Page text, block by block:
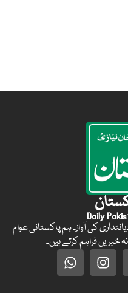
Daily
اور دیانتداری کی آواز۔ ہم پاکستانی عوام
خبریں فراہم کرتے ہیں۔